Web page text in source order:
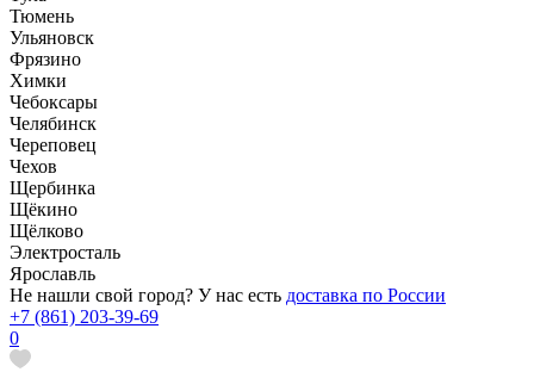
Тюмень
Ульяновск
Фрязино
Химки
Чебоксары
Челябинск
Череповец
Чехов
Щербинка
Щёкино
Щёлково
Электросталь
Ярославль
Не нашли свой город? У нас есть доставка по России
+7 (861) 203-39-69
0